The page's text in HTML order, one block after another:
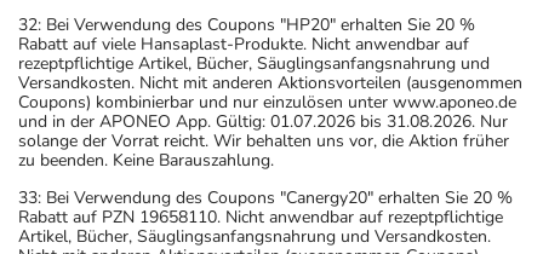
32: Bei Verwendung des Coupons "HP20" erhalten Sie 20 %
Rabatt auf viele Hansaplast-Produkte. Nicht anwendbar auf
rezeptpflichtige Artikel, Bücher, Säuglingsanfangsnahrung und
Versandkosten. Nicht mit anderen Aktionsvorteilen (ausgenommen
Coupons) kombinierbar und nur einzulösen unter www.aponeo.de
und in der APONEO App. Gültig: 01.07.2026 bis 31.08.2026. Nur
solange der Vorrat reicht. Wir behalten uns vor, die Aktion früher
zu beenden. Keine Barauszahlung.
33: Bei Verwendung des Coupons "Canergy20" erhalten Sie 20 %
Rabatt auf PZN 19658110. Nicht anwendbar auf rezeptpflichtige
Artikel, Bücher, Säuglingsanfangsnahrung und Versandkosten.